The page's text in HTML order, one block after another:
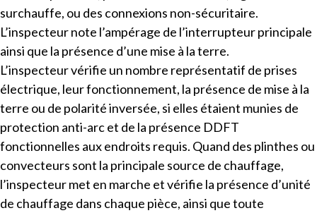
surchauffe, ou des connexions non-sécuritaire.
L’inspecteur note l’ampérage de l’interrupteur principale
ainsi que la présence d’une mise à la terre.
L’inspecteur vérifie un nombre représentatif de prises
électrique, leur fonctionnement, la présence de mise à la
terre ou de polarité inversée, si elles étaient munies de
protection anti-arc et de la présence DDFT
fonctionnelles aux endroits requis. Quand des plinthes ou
convecteurs sont la principale source de chauffage,
l’inspecteur met en marche et vérifie la présence d’unité
de chauffage dans chaque pièce, ainsi que toute